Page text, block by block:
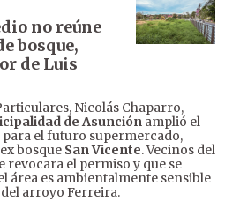
no reúne
bosque,
de Luis
Nicolás Chaparro,
de Asunción amplió el
el futuro supermercado,
bosque San Vicente. Vecinos del
revocara el permiso y que se
área es ambientalmente sensible
del arroyo Ferreira.